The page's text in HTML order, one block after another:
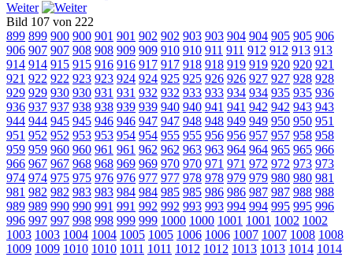
Weiter
Bild 107 von 222
899 899 900 900 901 901 902 902 903 903 904 904 905 905 906
906 907 907 908 908 909 909 910 910 911 911 912 912 913 913
914 914 915 915 916 916 917 917 918 918 919 919 920 920 921
921 922 922 923 923 924 924 925 925 926 926 927 927 928 928
929 929 930 930 931 931 932 932 933 933 934 934 935 935 936
936 937 937 938 938 939 939 940 940 941 941 942 942 943 943
944 944 945 945 946 946 947 947 948 948 949 949 950 950 951
951 952 952 953 953 954 954 955 955 956 956 957 957 958 958
959 959 960 960 961 961 962 962 963 963 964 964 965 965 966
966 967 967 968 968 969 969 970 970 971 971 972 972 973 973
974 974 975 975 976 976 977 977 978 978 979 979 980 980 981
981 982 982 983 983 984 984 985 985 986 986 987 987 988 988
989 989 990 990 991 991 992 992 993 993 994 994 995 995 996
996 997 997 998 998 999 999 1000 1000 1001 1001 1002 1002
1003 1003 1004 1004 1005 1005 1006 1006 1007 1007 1008 1008
1009 1009 1010 1010 1011 1011 1012 1012 1013 1013 1014 1014